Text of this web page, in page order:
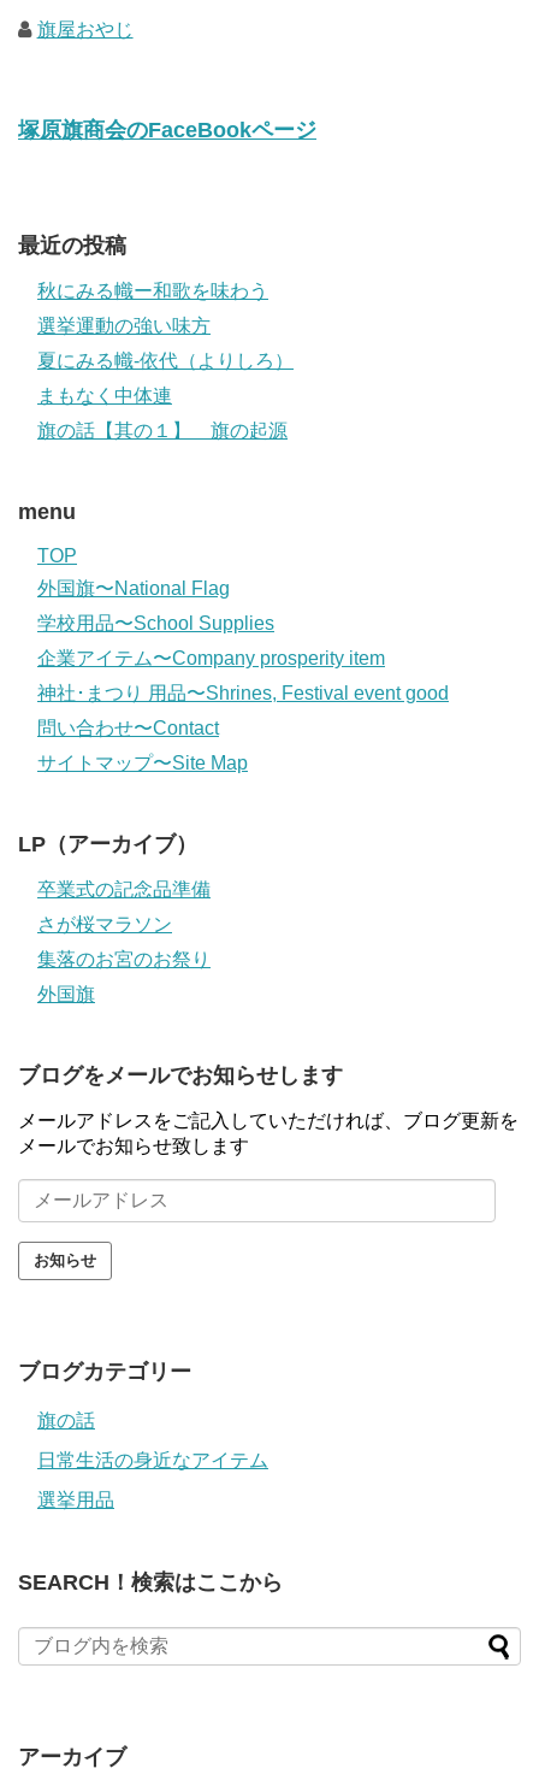
旗屋おやじ
塚原旗商会のFaceBookページ
最近の投稿
秋にみる幟ー和歌を味わう
選挙運動の強い味方
夏にみる幟-依代（よりしろ）
まもなく中体連
旗の話【其の１】 旗の起源
menu
TOP
外国旗〜National Flag
学校用品〜School Supplies
企業アイテム〜Company prosperity item
神社･まつり 用品〜Shrines, Festival event good
問い合わせ〜Contact
サイトマップ〜Site Map
LP（アーカイブ）
卒業式の記念品準備
さが桜マラソン
集落のお宮のお祭り
外国旗
ブログをメールでお知らせします
メールアドレスをご記入していただければ、ブログ更新を
メールでお知らせ致します
ー
ル
ア
ブログカテゴリー
旗の話
日常生活の身近なアイテム
選挙用品
SEARCH！検索はここから
アーカイブ